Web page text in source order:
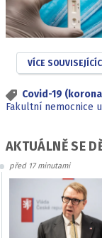
VÍCE
Covid-19
Fakultní nemocnice
AKTUÁLNĚ SE
před 17 minutami